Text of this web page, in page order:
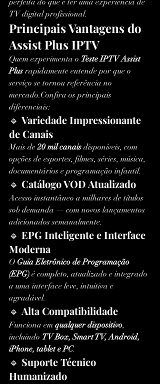
TV digital profissional.
Principais Vantagens do
Assist Plus IPTV
Quem experimenta o Teste IPTV Assist
Plus rapidamente entende por que o
serviço se tornou referência no
mercado.Confira os principais
diferenciais:
🔹 Variedade Impressionante
de Canais
Mais de 20 mil canais disponíveis, com
opções de esportes, filmes, séries, música,
documentários e programação infantil.
🔹 Catálogo VOD Atualizado
Acesso instantâneo a milhares de títulos
sob demanda — com novos lançamentos
adicionados semanalmente.
🔹 EPG Inteligente e Interface
Moderna
O Guia Eletrônico de Programação
(EPG) é completo, atualizado e integrado
a uma interface leve, intuitiva e
agradável.
🔹 Alta Compatibilidade
Funciona em qualquer dispositivo,
incluindo TV Box, Smart TV, Android,
iPhone, tablet e PC.
🔹 Suporte Técnico
Humanizado